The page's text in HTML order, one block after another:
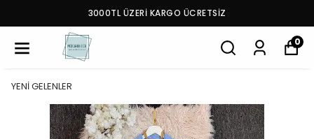
3000TL ÜZERİ KARGO ÜCRETSİZ
0
YENİ GELENLER